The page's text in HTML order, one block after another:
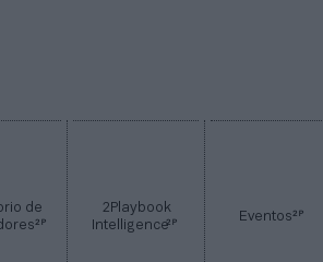
de
2P
2Playbook
Intelligence2P Eventos2P